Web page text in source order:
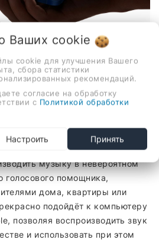
для звука
ожидания пользователей.
иметь: прекрасную колонку,
музыку в невероятном
голосового помощника,
дома, квартиры или
подойдёт к компьютеру
позволяя воспроизводить звук
и использовать при этом
Ваших cookie
cookie для улучшения Вашего
сбора статистики
рекомендаций.
согласие на обработку
с Политикой обработки
Настроить Принять